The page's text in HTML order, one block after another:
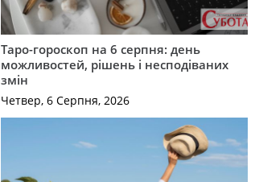
Таро-гороскоп на 6 серпня: день
можливостей, рішень і несподіваних
змін
Четвер, 6 Серпня, 2026